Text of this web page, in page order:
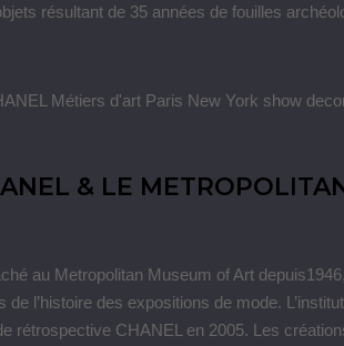
résultant de 35 années de fouilles
& LE
au Metropolitan Museum of Art
de l’histoire des expositions de mode.
rétrospective CHANEL en 2005. Les